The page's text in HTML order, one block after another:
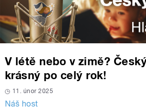
V létě nebo v zimě?
krásný po celý rok!
11. únor 2025
Náš host